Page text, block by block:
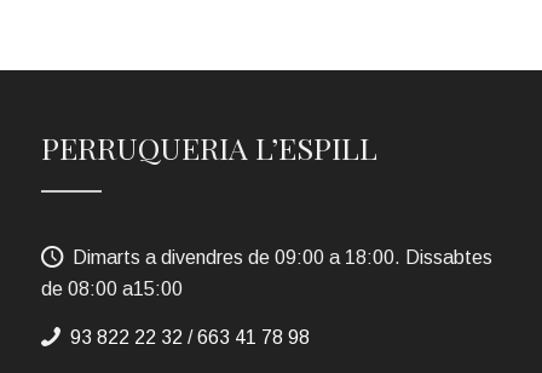
PERRUQUERIA L’ESPILL
Dimarts a divendres de 09:00 a 18:00. Dissabtes
de 08:00 a15:00
93 822 22 32 /663 41 78 98